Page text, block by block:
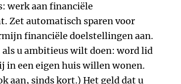
werk aan financiële
Zet automatisch sparen voor
financiële doelstellingen aan.
als u ambitieus wilt doen: word lid
in een eigen huis willen wonen.
aan, sinds kort.) Het geld dat u